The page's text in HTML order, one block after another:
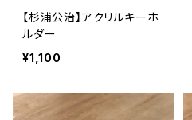
【杉浦公治】アクリルキーホ
ルダー
¥1,100